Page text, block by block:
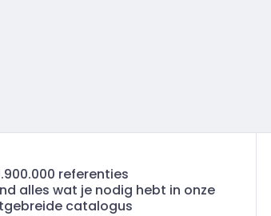
referenties
alles wat je nodig hebt in onze
catalogus